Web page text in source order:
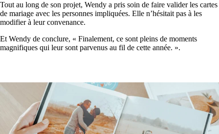
Tout au long de son projet, Wendy a pris soin de faire valider les cartes
de mariage avec les personnes impliquées. Elle n’hésitait pas à les
modifier à leur convenance.
Et Wendy de conclure, « Finalement, ce sont pleins de moments
magnifiques qui leur sont parvenus au fil de cette année. ».